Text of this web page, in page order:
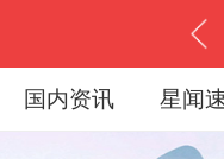
国内资讯 星闻